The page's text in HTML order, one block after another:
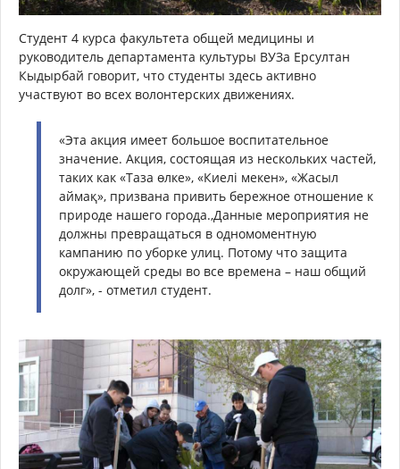
Студент 4 курса факультета общей медицины и
руководитель департамента культуры ВУЗа Ерсултан
Кыдырбай говорит, что студенты здесь активно
участвуют во всех волонтерских движениях.
«Эта акция имеет большое воспитательное
значение. Акция, состоящая из нескольких частей,
таких как «Таза өлке», «Киелі мекен», «Жасыл
аймақ», призвана привить бережное отношение к
природе нашего города.,Данные мероприятия не
должны превращаться в одномоментную
кампанию по уборке улиц. Потому что защита
окружающей среды во все времена – наш общий
долг», - отметил студент.